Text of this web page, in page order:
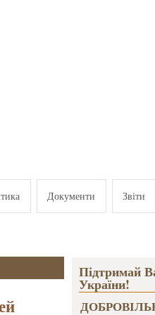
Документи Звіти
Підтримай
України!